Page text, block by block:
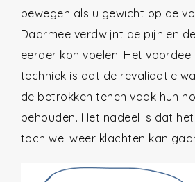
bewegen als u gewicht op de
Daarmee verdwijnt de pijn en
eerder kon voelen. Het
techniek is dat de revalidatie
de betrokken tenen vaak hun
behouden. Het nadeel is dat
toch wel weer klachten kan